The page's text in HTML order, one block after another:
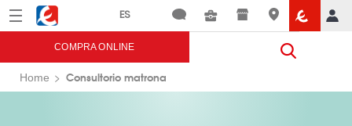
Menú Eroski
COMPRA ONLINE
Home Consultorio matrona